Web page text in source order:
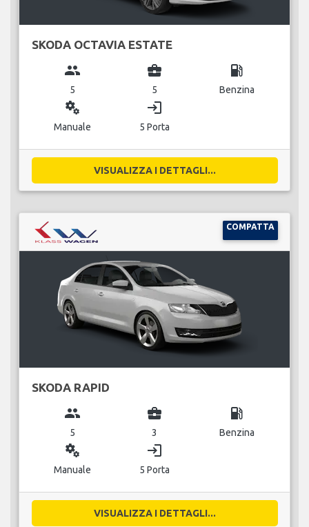
SKODA OCTAVIA ESTATE
group
5
business_center
5
local_gas_station
Benzina
miscellaneous_services
Manuale
login
5 Porta
VISUALIZZA I DETTAGLI...
COMPATTA
SKODA RAPID
group
5
business_center
3
local_gas_station
Benzina
miscellaneous_services
Manuale
login
5 Porta
VISUALIZZA I DETTAGLI...